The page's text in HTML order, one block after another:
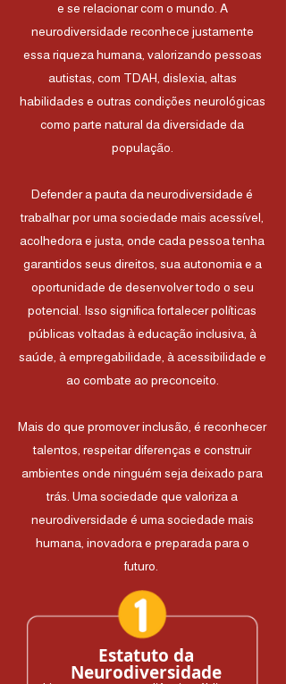
e se relacionar com o mundo. A
neurodiversidade reconhece justamente
essa riqueza humana, valorizando pessoas
autistas, com TDAH, dislexia, altas
habilidades e outras condições neurológicas
como parte natural da diversidade da
população.
Defender a pauta da neurodiversidade é
trabalhar por uma sociedade mais acessível,
acolhedora e justa, onde cada pessoa tenha
garantidos seus direitos, sua autonomia e a
oportunidade de desenvolver todo o seu
potencial. Isso significa fortalecer políticas
públicas voltadas à educação inclusiva, à
saúde, à empregabilidade, à acessibilidade e
ao combate ao preconceito.
Mais do que promover inclusão, é reconhecer
talentos, respeitar diferenças e construir
ambientes onde ninguém seja deixado para
trás. Uma sociedade que valoriza a
neurodiversidade é uma sociedade mais
humana, inovadora e preparada para o
futuro.
Estatuto da
Neurodiversidade